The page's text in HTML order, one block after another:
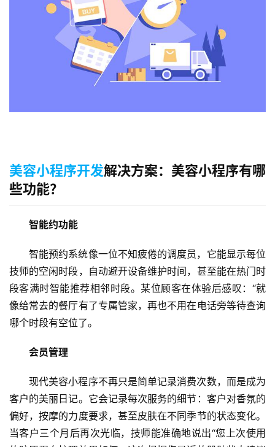
美容小程序开发解决方案：美容小程序有哪
些功能？
智能约功能
智能预约系统像一位不知疲倦的调度员，它能显示每位
技师的空闲时段，自动避开设备维护时间，甚至能在热门时
段客满时智能推荐相邻时段。某位顾客在体验后感叹：“就
像给常去的餐厅有了专属管家，再也不用在电话旁等待查询
哪个时段有空位了。
​会员管理
现代美容小程序不再只是简单记录消费次数，而是成为
客户的美丽日记。它会记录每次服务的细节：客户对香氛的
偏好，按摩的力度要求，甚至皮肤在不同季节的状态变化。
当客户三个月后再次光临，技师能准确地说出“您上次使用